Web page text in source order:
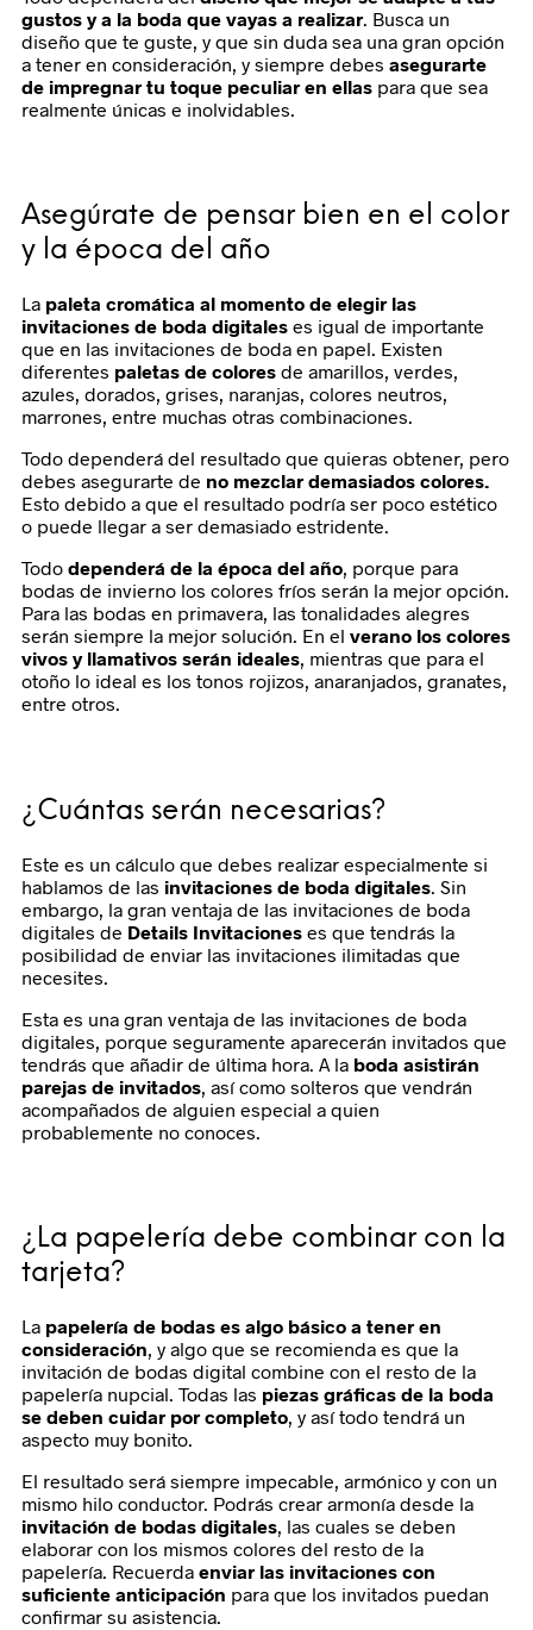
gustos y a la boda que vayas a realizar. Busca un
diseño que te guste, y que sin duda sea una gran opción
a tener en consideración, y siempre debes asegurarte
de impregnar tu toque peculiar en ellas para que sea
realmente únicas e inolvidables.
Asegúrate de pensar bien en el color
y la época del año
La paleta cromática al momento de elegir las
invitaciones de boda digitales es igual de importante
que en las invitaciones de boda en papel. Existen
diferentes paletas de colores de amarillos, verdes,
azules, dorados, grises, naranjas, colores neutros,
marrones, entre muchas otras combinaciones.
Todo dependerá del resultado que quieras obtener, pero
debes asegurarte de no mezclar demasiados colores.
Esto debido a que el resultado podría ser poco estético
o puede llegar a ser demasiado estridente.
Todo dependerá de la época del año, porque para
bodas de invierno los colores fríos serán la mejor opción.
Para las bodas en primavera, las tonalidades alegres
serán siempre la mejor solución. En el verano los colores
vivos y llamativos serán ideales, mientras que para el
otoño lo ideal es los tonos rojizos, anaranjados, granates,
entre otros.
¿Cuántas serán necesarias?
Este es un cálculo que debes realizar especialmente si
hablamos de las invitaciones de boda digitales. Sin
embargo, la gran ventaja de las invitaciones de boda
digitales de Details Invitaciones es que tendrás la
posibilidad de enviar las invitaciones ilimitadas que
necesites.
Esta es una gran ventaja de las invitaciones de boda
digitales, porque seguramente aparecerán invitados que
tendrás que añadir de última hora. A la boda asistirán
parejas de invitados, así como solteros que vendrán
acompañados de alguien especial a quien
probablemente no conoces.
¿La papelería debe combinar con la
tarjeta?
La papelería de bodas es algo básico a tener en
consideración, y algo que se recomienda es que la
invitación de bodas digital combine con el resto de la
papelería nupcial. Todas las piezas gráficas de la boda
se deben cuidar por completo, y así todo tendrá un
aspecto muy bonito.
El resultado será siempre impecable, armónico y con un
mismo hilo conductor. Podrás crear armonía desde la
invitación de bodas digitales, las cuales se deben
elaborar con los mismos colores del resto de la
papelería. Recuerda enviar las invitaciones con
suficiente anticipación para que los invitados puedan
confirmar su asistencia.